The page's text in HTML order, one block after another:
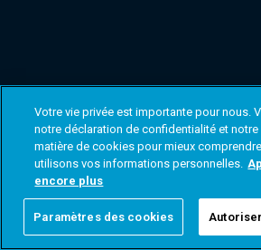
Votre vie privée est importante pour nous.
notre déclaration de confidentialité et
matière de cookies pour mieux
utilisons vos informations personnelles.
encore plus
Paramètres des cookies